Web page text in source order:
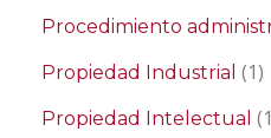
Procedimiento
Propiedad Industrial (1)
Propiedad Intelectual